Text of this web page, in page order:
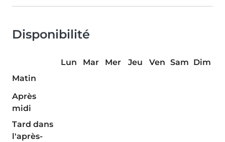
Disponibilité
Lun Mar Mer Jeu Ven Sam Dim
Matin
Après
midi
Tard dans
l'après-